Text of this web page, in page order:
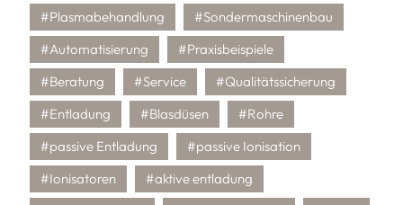
#Plasmabehandlung
#Sondermaschinenbau
#Automatisierung
#Praxisbeispiele
#Beratung
#Service
#Qualitätssicherung
#Entladung
#Blasdüsen
#Rohre
#passive Entladung
#passive Ionisation
#Ionisatoren
#aktive entladung